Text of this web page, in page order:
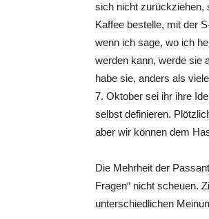
sich nicht zurückziehen,
Kaffee bestelle, mit der
wenn ich sage, wo ich
werden kann, werde sie
habe sie, anders als
7. Oktober sei ihr ihre
selbst definieren.
aber wir können dem
Die Mehrheit der
Fragen“ nicht scheuen.
unterschiedlichen